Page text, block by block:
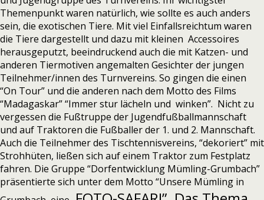
Themenpunkt waren natürlich, wie sollte es auch anders
sein, die exotischen Tiere. Mit viel Einfallsreichtum waren
die Tiere dargestellt und dazu mit kleinen Accessoires
herausgeputzt, beeindruckend auch die mit Katzen- und
anderen Tiermotiven angemalten Gesichter der jungen
Teilnehmer/innen des Turnvereins. So gingen die einen
“On Tour” und die anderen nach dem Motto des Films
“Madagaskar” “Immer stur lächeln und winken”. Nicht zu
vergessen die Fußtruppe der Jugendfußballmannschaft
und auf Traktoren die Fußballer der 1. und 2. Mannschaft.
Auch die Teilnehmer des Tischtennisvereins, “dekoriert” mit
Strohhüten, ließen sich auf einem Traktor zum Festplatz
fahren. Die Gruppe “Dorfentwicklung Mümling-Grumbach”
präsentierte sich unter dem Motto “Unsere Mümling in